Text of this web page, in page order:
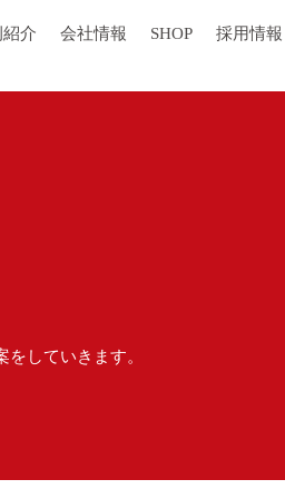
介 会社情報 SHOP 採用情報
していきます。